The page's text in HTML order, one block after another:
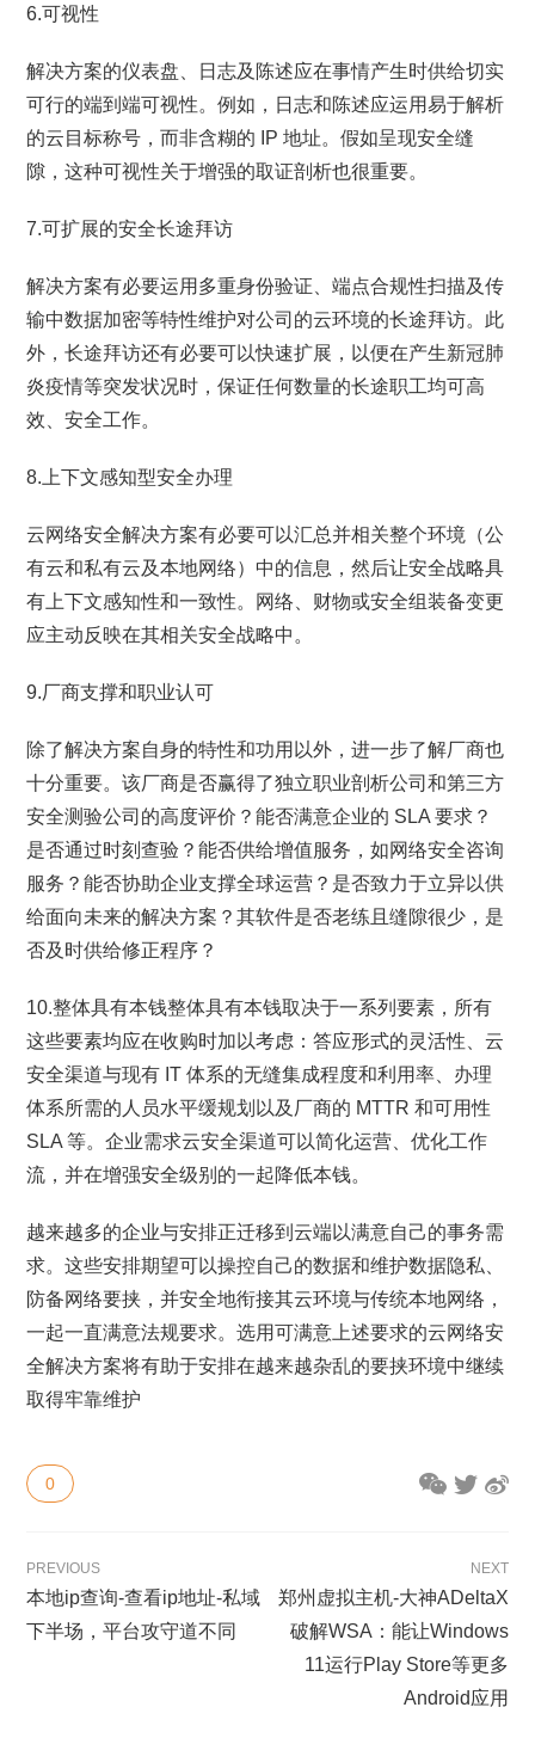
6.可视性
解决方案的仪表盘、日志及陈述应在事情产生时供给切实
可行的端到端可视性。例如，日志和陈述应运用易于解析
的云目标称号，而非含糊的 IP 地址。假如呈现安全缝
隙，这种可视性关于增强的取证剖析也很重要。
7.可扩展的安全长途拜访
解决方案有必要运用多重身份验证、端点合规性扫描及传
输中数据加密等特性维护对公司的云环境的长途拜访。此
外，长途拜访还有必要可以快速扩展，以便在产生新冠肺
炎疫情等突发状况时，保证任何数量的长途职工均可高
效、安全工作。
8.上下文感知型安全办理
云网络安全解决方案有必要可以汇总并相关整个环境（公
有云和私有云及本地网络）中的信息，然后让安全战略具
有上下文感知性和一致性。网络、财物或安全组装备变更
应主动反映在其相关安全战略中。
9.厂商支撑和职业认可
除了解决方案自身的特性和功用以外，进一步了解厂商也
十分重要。该厂商是否赢得了独立职业剖析公司和第三方
安全测验公司的高度评价？能否满意企业的 SLA 要求？
是否通过时刻查验？能否供给增值服务，如网络安全咨询
服务？能否协助企业支撑全球运营？是否致力于立异以供
给面向未来的解决方案？其软件是否老练且缝隙很少，是
否及时供给修正程序？
10.整体具有本钱整体具有本钱取决于一系列要素，所有
这些要素均应在收购时加以考虑：答应形式的灵活性、云
安全渠道与现有 IT 体系的无缝集成程度和利用率、办理
体系所需的人员水平缓规划以及厂商的 MTTR 和可用性
SLA 等。企业需求云安全渠道可以简化运营、优化工作
流，并在增强安全级别的一起降低本钱。
越来越多的企业与安排正迁移到云端以满意自己的事务需
求。这些安排期望可以操控自己的数据和维护数据隐私、
防备网络要挟，并安全地衔接其云环境与传统本地网络，
一起一直满意法规要求。选用可满意上述要求的云网络安
全解决方案将有助于安排在越来越杂乱的要挟环境中继续
取得牢靠维护
0
PREVIOUS
本地ip查询-查看ip地址-私域
下半场，平台攻守道不同
NEXT
郑州虚拟主机-大神ADeltaX
破解WSA：能让Windows
11运行Play Store等更多
Android应用